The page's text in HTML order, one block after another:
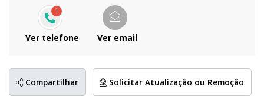
1
Ver telefone Ver email
Compartilhar Solicitar Atualização ou Remoção